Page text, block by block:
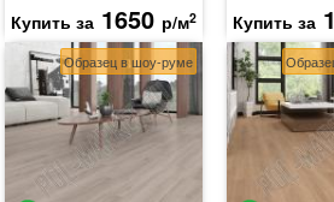
Купить за 1650 р/м2 Купить за
Образец в шоу-руме